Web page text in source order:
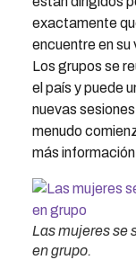
exactamente
encuentre en
Los grupos se
el país y puede
nuevas
menudo
más
Las mujeres se
en grupo.